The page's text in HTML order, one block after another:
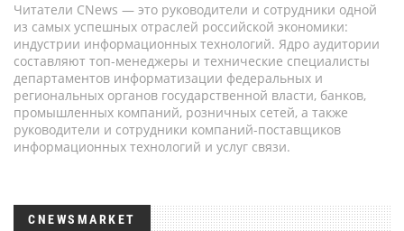
Читатели CNews — это руководители и сотрудники одной
из самых успешных отраслей российской экономики:
индустрии информационных технологий. Ядро аудитории
составляют топ-менеджеры и технические специалисты
департаментов информатизации федеральных и
региональных органов государственной власти, банков,
промышленных компаний, розничных сетей, а также
руководители и сотрудники компаний-поставщиков
информационных технологий и услуг связи.
CNEWSMARKET